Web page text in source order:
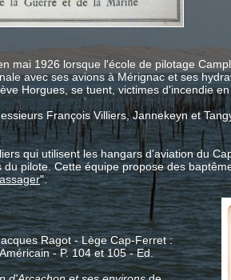
mai 1926 lorsque l'école de pilotage
avec ses avions à Mérignac et ses
Horgues, se tuent, victimes d'incendie en
François Villiers, Jannekeyn et
qui utilisent les hangars d'aviation du
pilote. Cette équipe propose des
".
Ragot - Lège Cap-Ferret :
- P. 104 et 105 - Ed.